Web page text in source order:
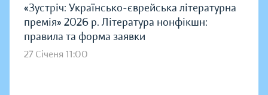
«Зустріч: Українсько-єврейська літературна
премія» 2026 р. Література нонфікшн:
правила та форма заявки
27 Січеня 11:00